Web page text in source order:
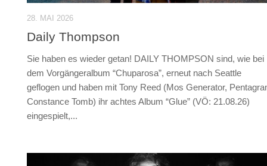
28. MAI 2026
Daily Thompson
Sie haben es wieder getan! DAILY THOMPSON sind, wie bei
dem Vorgängeralbum “Chuparosa”, erneut nach Seattle
geflogen und haben mit Tony Reed (Mos Generator,
Constance Tomb) ihr achtes Album “Glue” (VÖ: 21.08.26)
eingespielt,...